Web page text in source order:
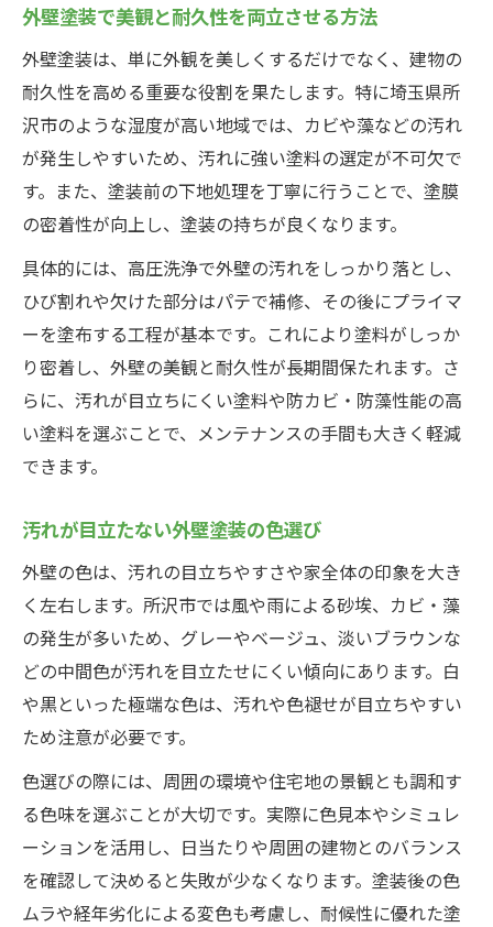
外壁塗装で美観と耐久性を両立させる方法
外壁塗装は、単に外観を美しくするだけでなく、建物の
耐久性を高める重要な役割を果たします。特に埼玉県所
沢市のような湿度が高い地域では、カビや藻などの汚れ
が発生しやすいため、汚れに強い塗料の選定が不可欠で
す。また、塗装前の下地処理を丁寧に行うことで、塗膜
の密着性が向上し、塗装の持ちが良くなります。
具体的には、高圧洗浄で外壁の汚れをしっかり落とし、
ひび割れや欠けた部分はパテで補修、その後にプライマ
ーを塗布する工程が基本です。これにより塗料がしっか
り密着し、外壁の美観と耐久性が長期間保たれます。さ
らに、汚れが目立ちにくい塗料や防カビ・防藻性能の高
い塗料を選ぶことで、メンテナンスの手間も大きく軽減
できます。
汚れが目立たない外壁塗装の色選び
外壁の色は、汚れの目立ちやすさや家全体の印象を大き
く左右します。所沢市では風や雨による砂埃、カビ・藻
の発生が多いため、グレーやベージュ、淡いブラウンな
どの中間色が汚れを目立たせにくい傾向にあります。白
や黒といった極端な色は、汚れや色褪せが目立ちやすい
ため注意が必要です。
色選びの際には、周囲の環境や住宅地の景観とも調和す
る色味を選ぶことが大切です。実際に色見本やシミュレ
ーションを活用し、日当たりや周囲の建物とのバランス
を確認して決めると失敗が少なくなります。塗装後の色
ムラや経年劣化による変色も考慮し、耐候性に優れた塗